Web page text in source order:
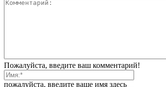
Пожалуйста, введите ваш комментарий!
пожалуйста, введите ваше имя здесь